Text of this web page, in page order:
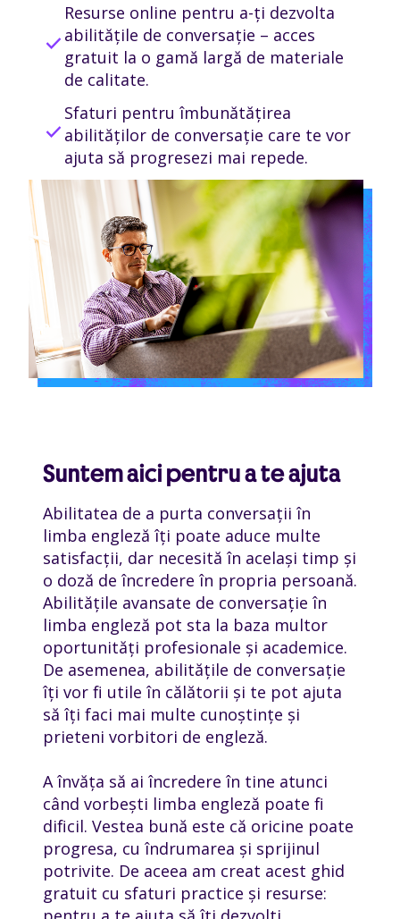
check
Resurse online pentru a-ți dezvolta
abilitățile de conversație – acces
gratuit la o gamă largă de materiale
de calitate.
check
Sfaturi pentru îmbunătățirea
abilităților de conversație care te vor
ajuta să progresezi mai repede.
Suntem aici pentru a te ajuta
Abilitatea de a purta conversații în
limba engleză îți poate aduce multe
satisfacții, dar necesită în același timp și
o doză de încredere în propria persoană.
Abilitățile avansate de conversație în
limba engleză pot sta la baza multor
oportunități profesionale și academice.
De asemenea, abilitățile de conversație
îți vor fi utile în călătorii și te pot ajuta
să îți faci mai multe cunoștințe și
prieteni vorbitori de engleză.
A învăța să ai încredere în tine atunci
când vorbești limba engleză poate fi
dificil. Vestea bună este că oricine poate
progresa, cu îndrumarea și sprijinul
potrivite. De aceea am creat acest ghid
gratuit cu sfaturi practice și resurse: